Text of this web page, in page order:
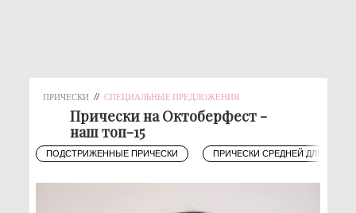
ПРИЧЕСКИ // СПЕЦИАЛЬНЫЕ ПРЕДЛОЖЕНИЯ
Прически на Октоберфест -
наш топ-15
ПОДСТРИЖЕННЫЕ ПРИЧЕСКИ ПРИЧЕСКИ СРЕДНЕЙ ДЛИНЫ